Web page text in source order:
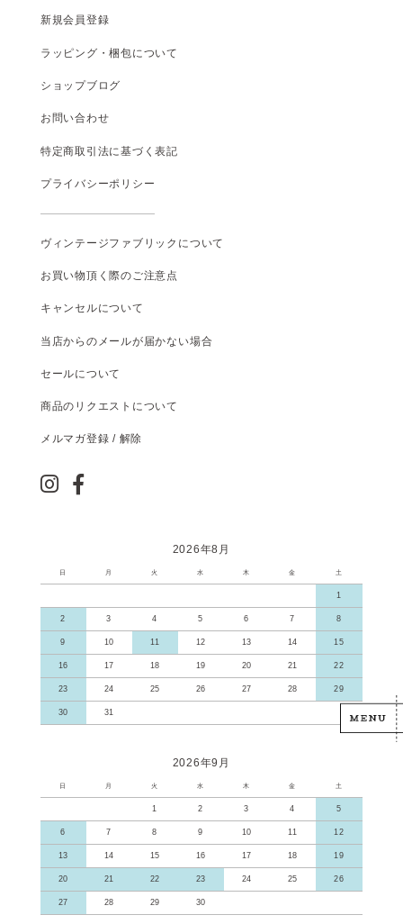
新規会員登録
ラッピング・梱包について
ショップブログ
お問い合わせ
特定商取引法に基づく表記
プライバシーポリシー
ヴィンテージファブリックについて
お買い物頂く際のご注意点
キャンセルについて
当店からのメールが届かない場合
セールについて
商品のリクエストについて
メルマガ登録 / 解除
2026年8月
日 月 火 水 木 金 土
1
2 3 4 5 6 7 8
9 10 11 12 13 14 15
16 17 18 19 20 21 22
23 24 25 26 27 28 29
30 31
2026年9月
日 月 火 水 木 金 土
1 2 3 4 5
6 7 8 9 10 11 12
13 14 15 16 17 18 19
20 21 22 23 24 25 26
27 28 29 30